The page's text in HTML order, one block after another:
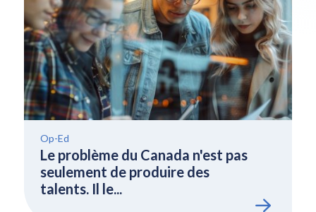
Op-Ed
Le problème du Canada n'est pas
seulement de produire des
talents. Il le...